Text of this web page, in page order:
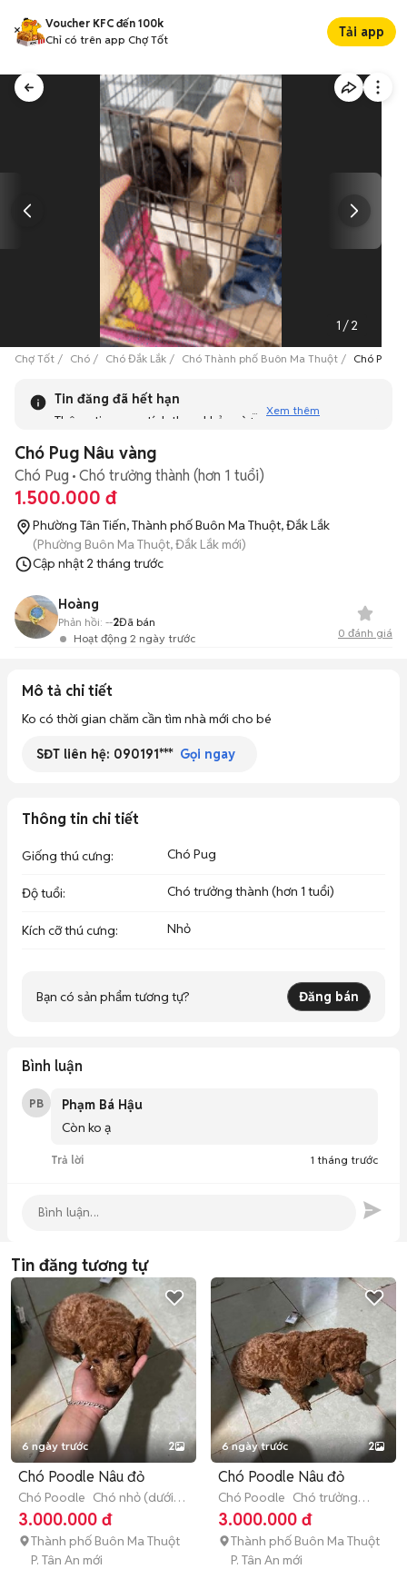
Voucher KFC đến 100k
Chỉ có trên app Chợ Tốt
Tải app
1 /2
Chợ Tốt Chó Chó Đắk Lắk Chó Thành phố Buôn Ma Thuột Chó Pug
Tin đăng đã hết hạn
Thông tin mang tính tham khảo và bạn không thể liên hệ
tương tự khác dưới đây nhé!
Xem thêm
Chó Pug Nâu vàng
Chó Pug Chó trưởng thành (hơn 1 tuổi)
1.500.000 đ
Phường Tân Tiến, Thành phố Buôn Ma Thuột, Đắk Lắk
(Phường Buôn Ma Thuột, Đắk Lắk mới)
Cập nhật 2 tháng trước
Hoàng
Hoạt động 2 ngày trước
Phản hồi: --2Đã bán
0 đánh giá
Mô tả chi tiết
Ko có thời gian chăm cần tìm nhà mới cho bé
SĐT liên hệ: 090191*** Gọi ngay
Thông tin chi tiết
Giống thú cưng: Chó Pug
Độ tuổi: Chó trưởng thành (hơn 1 tuổi)
Kích cỡ thú cưng: Nhỏ
Bạn có sản phẩm tương tự? Đăng bán
Bình luận
PB
Phạm Bá Hậu
Còn ko ạ
Trả lời 1 tháng trước
Tin đăng tương tự
6 ngày trước 2
Chó Poodle Nâu đỏ
Chó Poodle Chó nhỏ (dưới 1
năm tuổi)
3.000.000 đ
Thành phố Buôn Ma Thuột
P. Tân An mới
6 ngày trước 2
Chó Poodle Nâu đỏ
Chó Poodle Chó trưởng
thành (hơn 1 tuổi)
3.000.000 đ
Thành phố Buôn Ma Thuột
P. Tân An mới